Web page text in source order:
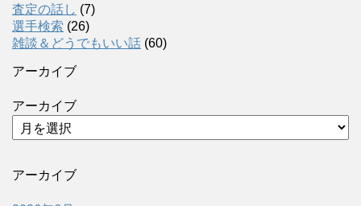
査定の話し (7)
選手検索 (26)
雑談＆どうでもいい話 (60)
アーカイブ
アーカイブ
アーカイブ